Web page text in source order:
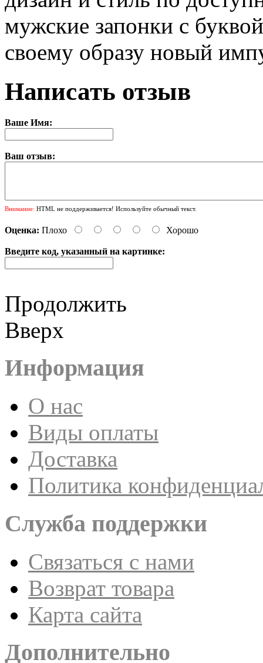
мужские запонки с
своему образу новый
Написать отзыв
Ваше Имя:
Ваш отзыв:
Внимание: HTML не поддерживается! Используйте обычный текст.
Оценка: Плохо Хорошо
Введите код, указанный на картинке:
Продолжить
Вверх
Информация
О нас
Виды оплаты
Доставка
Политика
Служба поддержки
Связаться с нами
Возврат товара
Карта сайта
Дополнительно